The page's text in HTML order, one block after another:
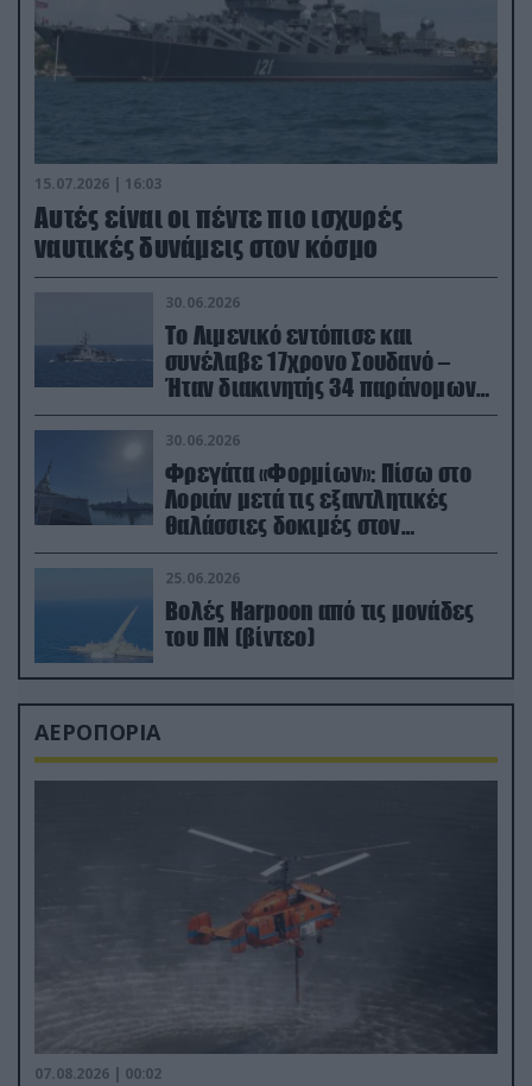
15.07.2026 | 16:03
Aυτές είναι οι πέντε πιο ισχυρές
ναυτικές δυνάμεις στον κόσμο
30.06.2026
Το Λιμενικό εντόπισε και
συνέλαβε 17χρονο Σουδανό –
Ήταν διακινητής 34 παράνομων
μεταναστών
30.06.2026
Φρεγάτα «Φορμίων»: Πίσω στο
Λοριάν μετά τις εξαντλητικές
θαλάσσιες δοκιμές στον
απαιτητικό Βισκαϊκό
25.06.2026
Βολές Harpoon από τις μονάδες
του ΠΝ (βίντεο)
ΑΕΡΟΠΟΡΙΑ
07.08.2026 | 00:02